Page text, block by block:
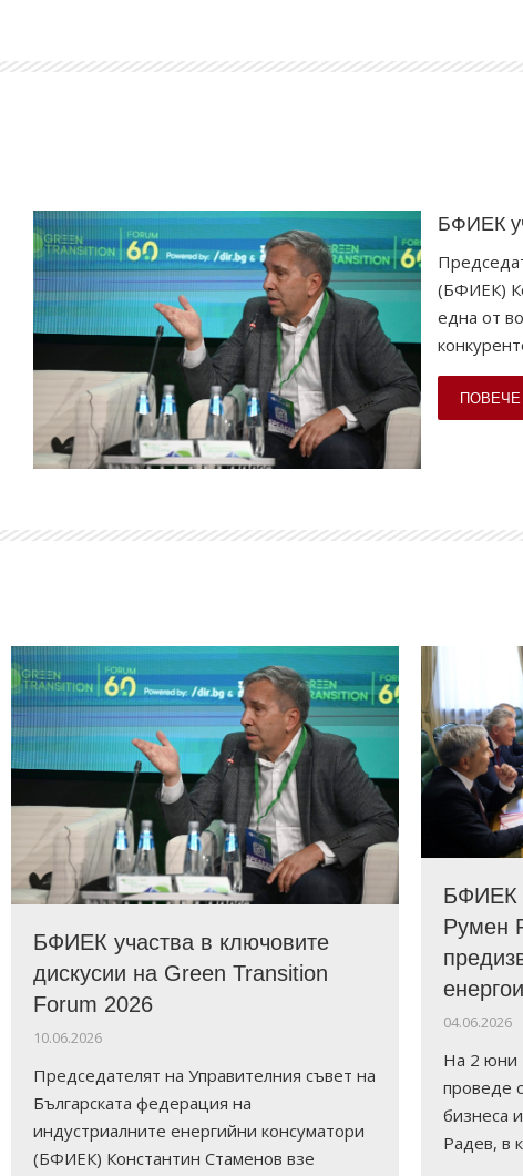
БФИЕК
(БФИЕК)
една от
БФИЕК участва в ключовите
дискусии на Green Transition
Forum 2026
10.06.2026
Председателят на Управителния съвет на
Българската федерация на
индустриалните енергийни консуматори
(БФИЕК) Константин Стаменов взе
БФИЕК
Румен
04.06.2026
На 2 юни
проведе
бизнеса
Радев, в
федерация на
индустрии
писмо до министрите на
икономиката и
среда като последващо
след проведена работна
на
07.04.2026
БАЦИ и
министър-
министри с